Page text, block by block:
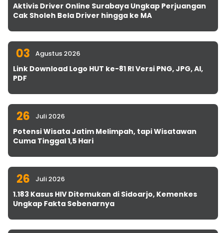
Aktivis Driver Online Surabaya Ungkap Perjuangan
Cak Sholeh Bela Driver hingga ke MA
03 Agustus 2026
Link Download Logo HUT ke-81 RI Versi PNG, JPG, AI,
PDF
26 Juli 2026
Potensi Wisata Jatim Melimpah, tapi Wisatawan
Cuma Tinggal 1,5 Hari
26 Juli 2026
1.183 Kasus HIV Ditemukan di Sidoarjo, Kemenkes
Ungkap Fakta Sebenarnya